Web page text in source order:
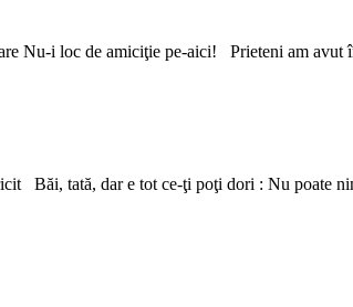
Nu-i loc de amiciţie pe-aici! Prieteni am
Băi, tată, dar e tot ce-ţi poţi dori : Nu poate